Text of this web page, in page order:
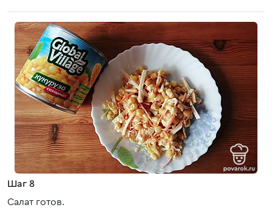
Шаг 8
Салат готов.